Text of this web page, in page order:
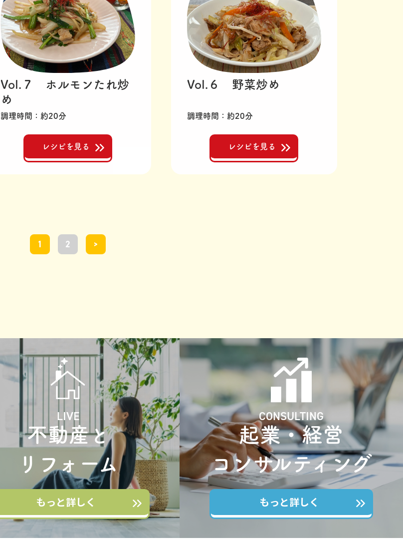
Vol.７ ホルモンたれ炒
め
調理時間 約20分
レシピを見る
Vol.６ 野菜炒め
調理時間 約20分
レシピを見る
1 2 >
LIVE
不動産と
リフォーム
もっと詳しく
CONSULTING
起業・経営
コンサルティング
もっと詳しく